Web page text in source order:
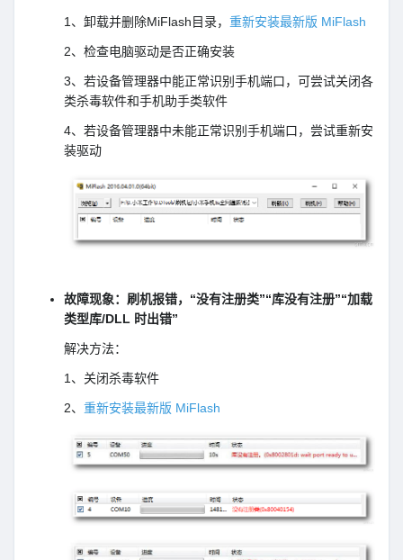
1、卸载并删除MiFlash目录， 重新安装最新版 MiFlash
2、检查电脑驱动是否正确安装
3、若设备管理器中能正常识别手机端口，可尝试关闭各
类杀毒软件和手机助手类软件
4、若设备管理器中未能正常识别手机端口，尝试重新安
装驱动
故障现象：刷机报错，“没有注册类”“库没有注册”“加载
类型库/DLL 时出错”
解决方法：
1、关闭杀毒软件
2、 重新安装最新版 MiFlash